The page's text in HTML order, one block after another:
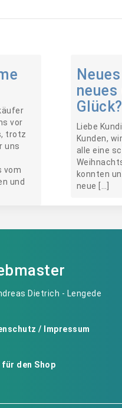
vor
trotz
uns
vom
und
Glück?
Liebe
Kunden,
alle eine
konnten
neue […]
Dietrich - Lengede
/ Impressum
für den Shop